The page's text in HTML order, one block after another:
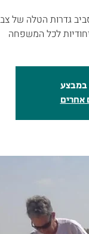
לכל המשפחה
במבצע
אחרים